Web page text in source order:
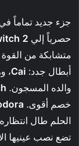
جزء جديد تماماً
حصرياً إلي 2
متشابكة من القوة
أبطال جدد: Cai،
والده المسجون.
خصم أقوى.
الحلم طال
تضع نصب عينيها